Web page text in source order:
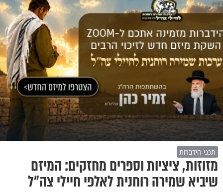
תכני הידברות
מזוזות, ציציות וספרים מחזקים: המיזם
שיביא שמירה רוחנית לאלפי חיילי צה"ל